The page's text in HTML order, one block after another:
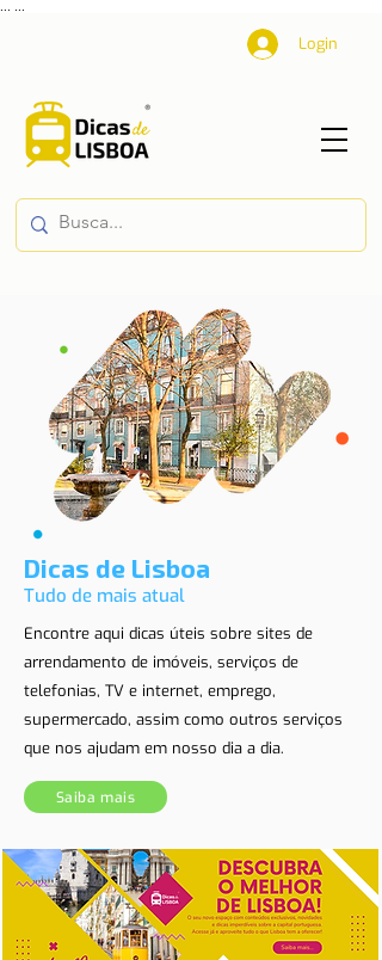
Login
Dicas de Lisboa
Tudo de mais atual
Encontre aqui dicas úteis sobre sites de
arrendamento de imóveis, serviços de
telefonias, TV e internet, emprego,
supermercado, assim como outros serviços
que nos ajudam em nosso dia a dia.
Saiba mais